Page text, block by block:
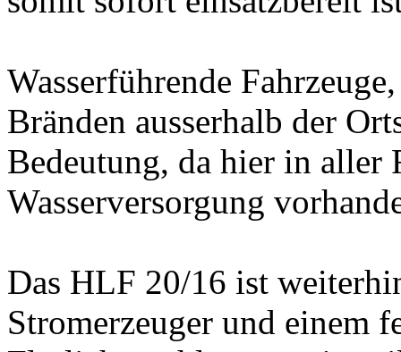
Wasserführende
Bränden ausserhalb der
Bedeutung, da hier in aller
Wasserversorgung
Das HLF 20/16 ist
Stromerzeuger und einem